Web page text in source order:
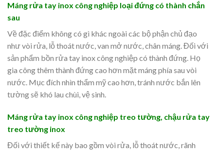
Máng rửa tay inox công nghiệp loại đứng có thành chắn
sau
Về đặc điểm không có gì khác ngoài các bộ phận chủ đạo
như vòi rửa, lỗ thoát nước, van mở nước, chân máng. Đối với
sản phẩm bồn rửa tay inox công nghiệp có thành đứng. Họ
gia công thêm thành đứng cao hơn mặt máng phía sau vòi
nước. Mục đích nhìn thẩm mỹ cao hơn, tránh nước bắn lên
tường sẽ khó lau chùi, vệ sinh.
Máng rửa tay inox công nghiệp treo tường, chậu rửa tay
treo tường inox
Đối với thiết kế này bao gồm vòi rửa, lỗ thoát nước, rãnh